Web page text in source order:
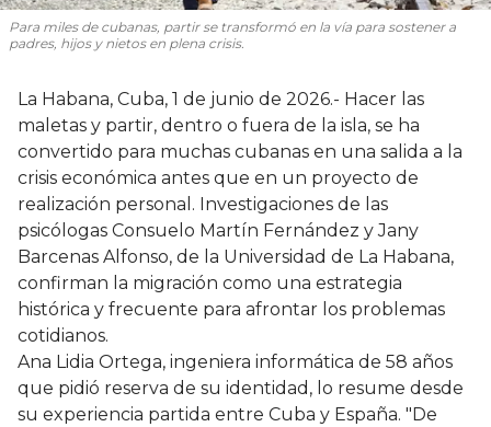
Para miles de cubanas, partir se transformó en la vía para sostener a
padres, hijos y nietos en plena crisis.
La Habana, Cuba, 1 de junio de 2026.- Hacer las
maletas y partir, dentro o fuera de la isla, se ha
convertido para muchas cubanas en una salida a la
crisis económica antes que en un proyecto de
realización personal. Investigaciones de las
psicólogas Consuelo Martín Fernández y Jany
Barcenas Alfonso, de la Universidad de La Habana,
confirman la migración como una estrategia
histórica y frecuente para afrontar los problemas
cotidianos.
Ana Lidia Ortega, ingeniera informática de 58 años
que pidió reserva de su identidad, lo resume desde
su experiencia partida entre Cuba y España. "De